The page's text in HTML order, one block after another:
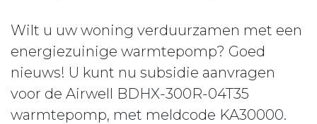
Wilt u uw woning verduurzamen met een
energiezuinige warmtepomp? Goed
nieuws! U kunt nu subsidie aanvragen
voor de Airwell BDHX-300R-04T35
warmtepomp, met meldcode KA30000.